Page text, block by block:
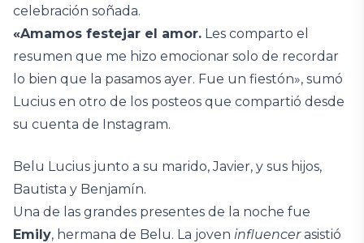
celebración soñada.
«Amamos festejar el amor. Les comparto el
resumen que me hizo emocionar solo de recordar
lo bien que la pasamos ayer. Fue un fiestón», sumó
Lucius en otro de los posteos que compartió desde
su cuenta de Instagram.
Belu Lucius junto a su marido, Javier, y sus hijos,
Bautista y Benjamín.
Una de las grandes presentes de la noche fue
Emily, hermana de Belu. La joven influencerasistió